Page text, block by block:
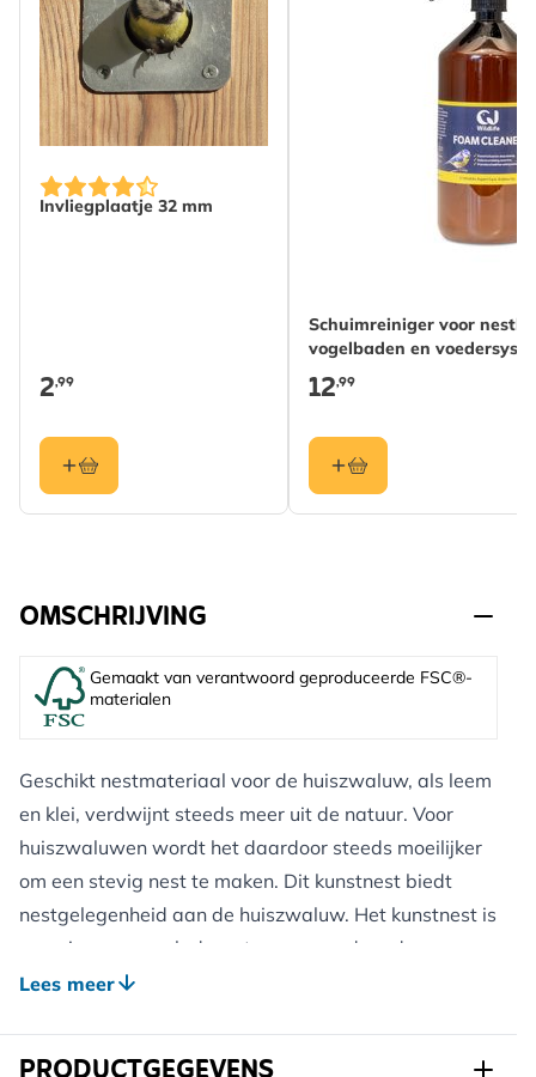
Invliegplaatje 32 mm
2,99
Schuimreiniger voor
vogelbaden en
12,99
OMSCHRIJVING
Gemaakt van verantwoord geproduceerde FSC®-
materialen
Geschikt nestmateriaal voor de huiszwaluw, als leem
en klei, verdwijnt steeds meer uit de natuur. Voor
huiszwaluwen wordt het daardoor steeds moeilijker
om een stevig nest te maken. Dit kunstnest biedt
nestgelegenheid aan de huiszwaluw. Het kunstnest is
voorzien van een ladesysteem, waardoor de
nestkommen makkelijk uitneembaar zijn ten behoeve
Lees meer